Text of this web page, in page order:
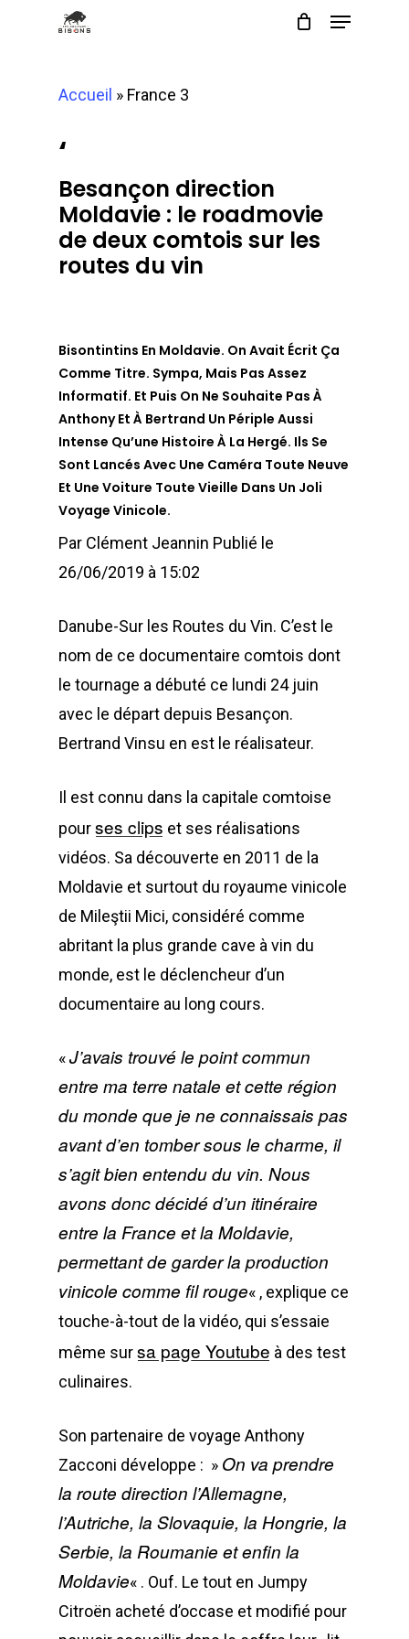
Menu
Accueil » France 3
‘
Besançon direction
Moldavie : le roadmovie
de deux comtois sur les
routes du vin
Bisontintins En Moldavie. On Avait Écrit Ça
Comme Titre. Sympa, Mais Pas Assez
Informatif. Et Puis On Ne Souhaite Pas À
Anthony Et À Bertrand Un Périple Aussi
Intense Qu’une Histoire À La Hergé. Ils Se
Sont Lancés Avec Une Caméra Toute Neuve
Et Une Voiture Toute Vieille Dans Un Joli
Voyage Vinicole.
Par Clément Jeannin Publié le
26/06/2019 à 15:02
Danube-Sur les Routes du Vin. C’est le
nom de ce documentaire comtois dont
le tournage a débuté ce lundi 24 juin
avec le départ depuis Besançon.
Bertrand Vinsu en est le réalisateur.
Il est connu dans la capitale comtoise
pourses clips et ses réalisations
vidéos. Sa découverte en 2011 de la
Moldavie et surtout du royaume vinicole
de Mileştii Mici, considéré comme
abritant la plus grande cave à vin du
monde, est le déclencheur d’un
documentaire au long cours.
«J’avais trouvé le point commun
entre ma terre natale et cette région
du monde que je ne connaissais pas
avant d’en tomber sous le charme, il
s’agit bien entendu du vin. Nous
avons donc décidé d’un itinéraire
entre la France et la Moldavie,
permettant de garder la production
vinicole comme fil rouge« , explique ce
touche-à-tout de la vidéo, qui s’essaie
même sursa page Youtube à des test
culinaires.
Son partenaire de voyage Anthony
Zacconi développe : » On va prendre
la route direction l’Allemagne,
l’Autriche, la Slovaquie, la Hongrie, la
Serbie, la Roumanie et enfin la
Moldavie« . Ouf. Le tout en Jumpy
Citroën acheté d’occase et modifié pour